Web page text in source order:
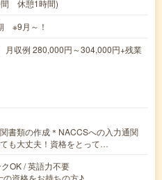
間 休憩1時間)
※9月～！
収例 280,000円～304,000円+残業
書類の作成＊NACCSへの入力通関
も大丈夫！資格をとって…
OK / 英語力不要
の資格をお持ちの方♪